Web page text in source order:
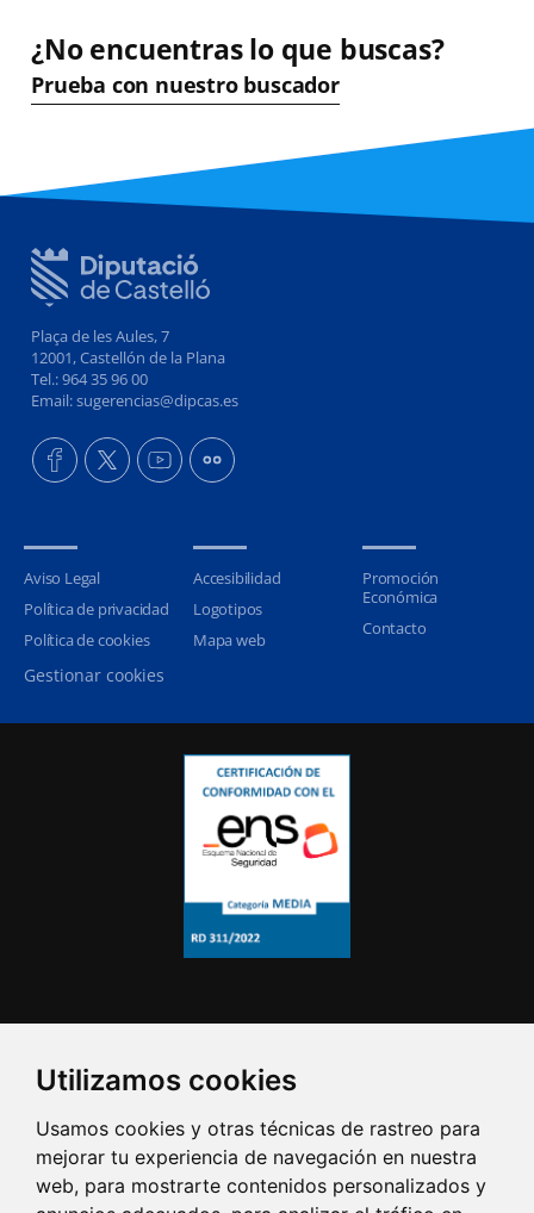
Utilizamos cookies
Usamos cookies y otras técnicas de rastreo para
mejorar tu experiencia de navegación en nuestra
web, para mostrarte contenidos personalizados y
¿No encuentras lo que buscas?
Prueba con nuestro buscador
Plaça de les Aules, 7
12001, Castellón de la Plana
Tel.: 964 35 96 00
Email: sugerencias@dipcas.es
Aviso Legal
Política de privacidad
Política de cookies
Gestionar cookies
Accesibilidad
Logotipos
Mapa web
Promoción
Económica
Contacto